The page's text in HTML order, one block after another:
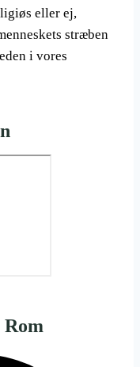
eller ej,
stræben
i vores